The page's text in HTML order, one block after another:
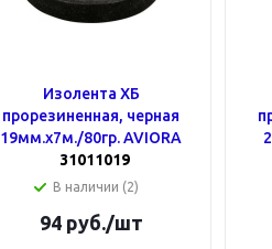
Изолента ХБ
прорезиненная, черная
19мм.х7м./80гр. AVIORA
31011019
В наличии (2)
94руб./шт